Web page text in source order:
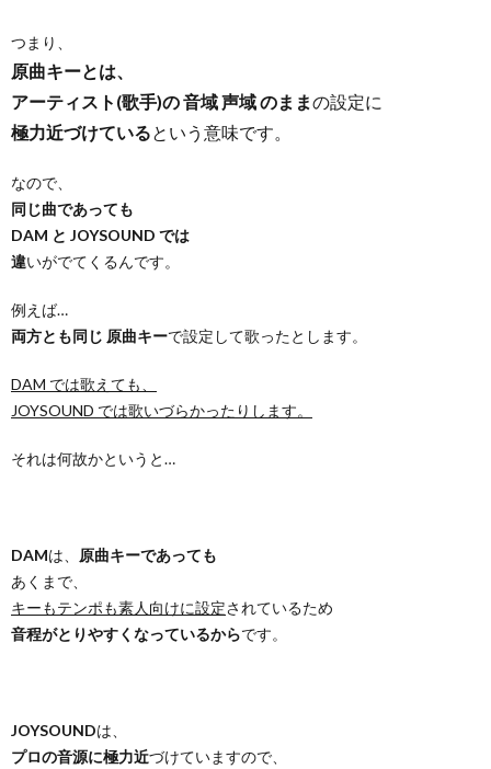
つまり、
原曲キーとは、
アーティスト(歌手)の 音域 声域 のままの設定に
極力近づけている という意味です。
なので、
同じ曲であっても
DAM と JOYSOUND では
違いがでてくるんです。
例えば…
両方とも同じ 原曲キーで設定して歌ったとします。
DAM では歌えても、
JOYSOUND では歌いづらかったりします。
それは何故かというと…
DAMは、 原曲キーであっても
あくまで、
キーもテンポも素人向けに設定されているため
音程がとりやすくなっているからです。
JOYSOUNDは、
プロの音源に極力近づけていますので、